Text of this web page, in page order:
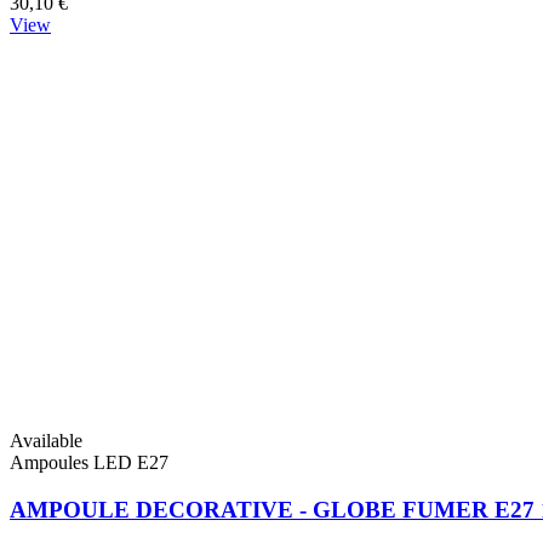
View
Available
Ampoules LED E27
AMPOULE DECORATIVE - GLOBE FUMER E27